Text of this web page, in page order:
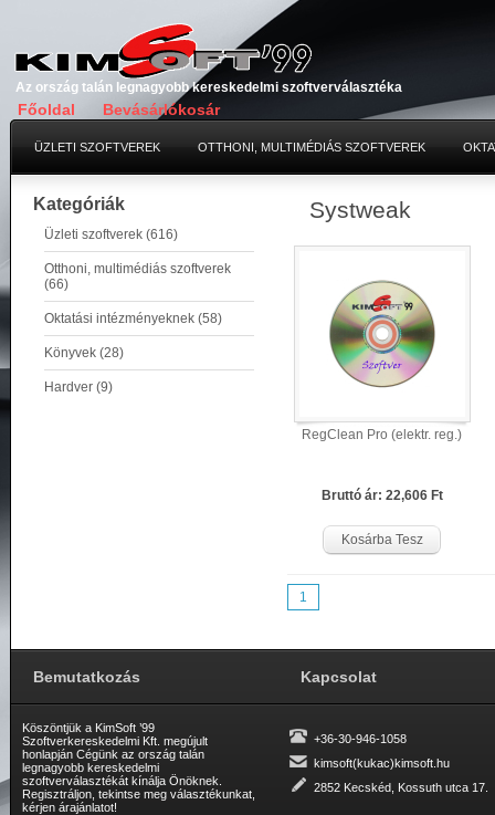
Főoldal Bevásárlókosár
Az ország talán legnagyobb kereskedelmi szoftverválasztéka
ÜZLETI SZOFTVEREK OTTHONI, MULTIMÉDIÁS SZOFTVEREK
Kategóriák
Üzleti szoftverek (616)
Otthoni, multimédiás szoftverek
(66)
Oktatási intézményeknek (58)
Könyvek (28)
Hardver (9)
Systweak
RegClean Pro (elektr. reg.)
Bruttó ár: 22,606 Ft
Kosárba Tesz
1
Bemutatkozás
Köszöntjük a KimSoft ’99
Szoftverkereskedelmi Kft. megújult
honlapján Cégünk az ország talán
legnagyobb kereskedelmi
szoftverválasztékát kínálja Önöknek.
Regisztráljon, tekintse meg választékunkat,
kérjen árajánlatot!
Kapcsolat
+36-30-946-1058
kimsoft(kukac)kimsoft.hu
2852 Kecskéd, Kossuth utca 17.